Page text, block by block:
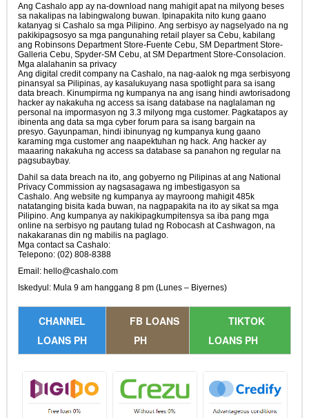
Ang Cashalo app ay na-download nang mahigit apat na milyong beses
sa nakalipas na labingwalong buwan. Ipinapakita nito kung gaano
katanyag si Cashalo sa mga Pilipino. Ang serbisyo ay nagselyado na ng
pakikipagsosyo sa mga pangunahing retail player sa Cebu, kabilang
ang Robinsons Department Store-Fuente Cebu, SM Department Store-
Galleria Cebu, Spyder-SM Cebu, at SM Department Store-Consolacion.
Mga alalahanin sa privacy
Ang digital credit company na Cashalo, na nag-aalok ng mga serbisyong
pinansyal sa Pilipinas, ay kasalukuyang nasa spotlight para sa isang
data breach. Kinumpirma ng kumpanya na ang isang hindi awtorisadong
hacker ay nakakuha ng access sa isang database na naglalaman ng
personal na impormasyon ng 3.3 milyong mga customer. Pagkatapos ay
ibinenta ang data sa mga cyber forum para sa isang bargain na
presyo. Gayunpaman, hindi ibinunyag ng kumpanya kung gaano
karaming mga customer ang naapektuhan ng hack. Ang hacker ay
maaaring nakakuha ng access sa database sa panahon ng regular na
pagsubaybay.
Dahil sa data breach na ito, ang gobyerno ng Pilipinas at ang National
Privacy Commission ay nagsasagawa ng imbestigasyon sa
Cashalo. Ang website ng kumpanya ay mayroong mahigit 485k
natatanging bisita kada buwan, na nagpapakita na ito ay sikat sa mga
Pilipino. Ang kumpanya ay nakikipagkumpitensya sa iba pang mga
online na serbisyo ng pautang tulad ng Robocash at Cashwagon, na
nakakaranas din ng mabilis na paglago.
Mga contact sa Cashalo:
Telepono: (02) 808-8388
Email: hello@cashalo.com
Iskedyul: Mula 9 am hanggang 8 pm (Lunes – Biyernes)
CHANNEL
LOANS PH
FB LOANS
PH
TIKTOK
LOANS PH